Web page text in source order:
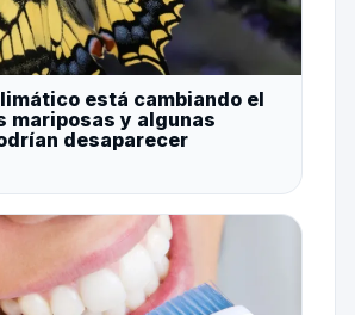
está cambiando el
mariposas y algunas
desaparecer